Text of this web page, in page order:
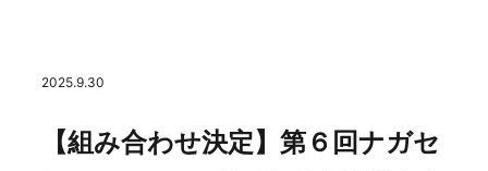
2025.9.30
【組み合わせ決定】第６回ナガセ